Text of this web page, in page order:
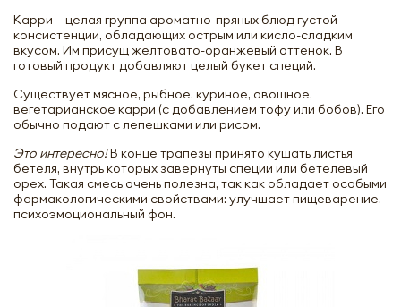
Карри – целая группа ароматно-пряных блюд густой
консистенции, обладающих острым или кисло-сладким
вкусом. Им присущ желтовато-оранжевый оттенок. В
готовый продукт добавляют целый букет специй.
Существует мясное, рыбное, куриное, овощное,
вегетарианское карри (с добавлением тофу или бобов). Его
обычно подают с лепешками или рисом.
Это интересно!В конце трапезы принято кушать листья
бетеля, внутрь которых завернуты специи или бетелевый
орех. Такая смесь очень полезна, так как обладает особыми
фармакологическими свойствами: улучшает пищеварение,
психоэмоциональный фон.